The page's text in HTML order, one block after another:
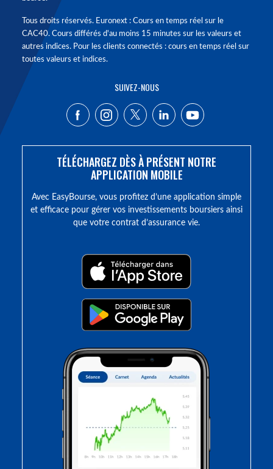
Tous droits réservés. Euronext : Cours en temps réel sur le
CAC40. Cours différés d'au moins 15 minutes sur les valeurs et
autres indices. Pour les clients connectés : cours en temps réel sur
toutes valeurs et indices.
SUIVEZ-NOUS
TÉLÉCHARGEZ DÈS À PRÉSENT NOTRE
APPLICATION MOBILE
Avec EasyBourse, vous profitez d’une application simple
et efficace pour gérer vos investissements boursiers ainsi
que votre contrat d’assurance vie.